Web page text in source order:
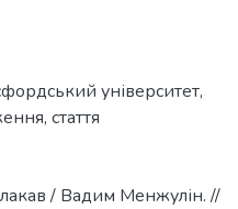
університет,
, стаття
/ Вадим Менжулін. //